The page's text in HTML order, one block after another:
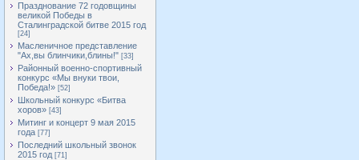
Празднование 72 годовщины
великой Победы в
Сталинградской битве 2015 год
[24]
Масленичное представление
"Ах,вы блинчики,блины!" [33]
Районный военно-спортивный
конкурс «Мы внуки твои,
Победа!» [52]
Школьный конкурс «Битва
хоров» [43]
Митинг и концерт 9 мая 2015
года [77]
Последний школьный звонок
2015 год [71]